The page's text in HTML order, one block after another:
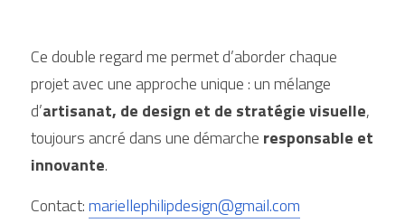
Ce double regard me permet d’aborder chaque
projet avec une approche unique : un mélange
d’artisanat, de design et de stratégie visuelle,
toujours ancré dans une démarche responsable et
innovante.
Contact: mariellephilipdesign@gmail.com